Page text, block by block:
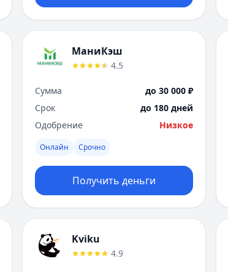
МаниКэш
4.5
Сумма
до 30 000 ₽
Срок
до 180 дней
Одобрение
Низкое
Онлайн Срочно
Получить деньги
Kviku
4.9